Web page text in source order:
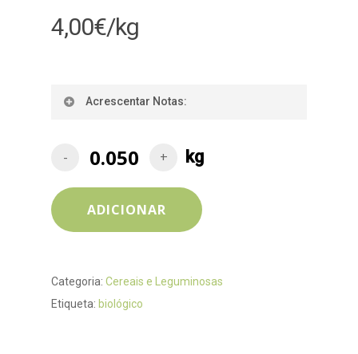
4,00€/kg
Acrescentar Notas:
ADICIONAR
Categoria: Cereais e Leguminosas
Etiqueta: biológico